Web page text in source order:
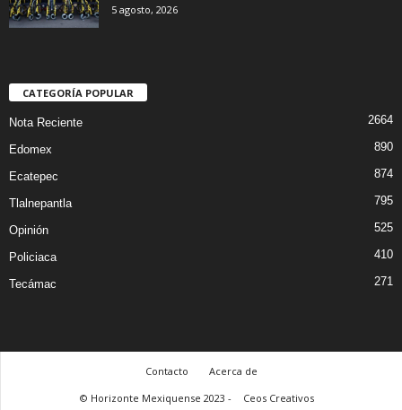
5 agosto, 2026
CATEGORÍA POPULAR
Nota Reciente 2664
Edomex 890
Ecatepec 874
Tlalnepantla 795
Opinión 525
Policiaca 410
Tecámac 271
Contacto
Acerca de
© Horizonte Mexiquense 2023 -
Ceos Creativos